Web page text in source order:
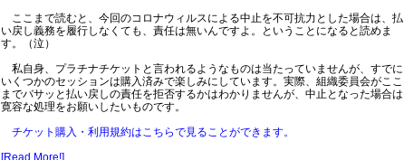
ここまで読むと、今回のコロナウィルスによる中止を不可抗力とした場合は、払
い戻し義務を履行しなくても、責任は無いんですよ。ということになると読めま
す。（泣）
私自身、プラチナチケットと言われるようなものは当たっていませんが、すでに
いくつかのセッションは購入済みで楽しみにしています。実際、組織委員会がここ
までバサッと払い戻しの責任を拒否するかはわかりませんが、中止となった場合は
寛容な処理をお願いしたいものです。
チケット購入・利用規約はこちらで見ることができます。
[Read More!]